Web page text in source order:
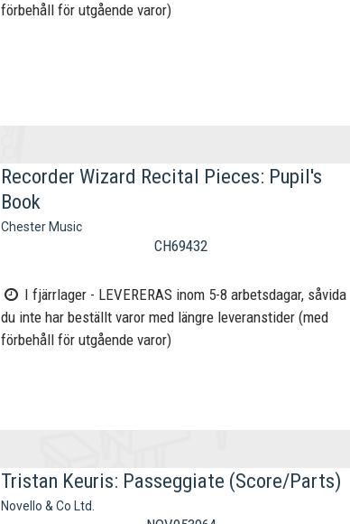
förbehåll för utgående varor)
Recorder Wizard Recital Pieces: Pupil's
Book
Chester Music
CH69432
I fjärrlager - LEVERERAS inom 5-8 arbetsdagar, såvida
du inte har beställt varor med längre leveranstider (med
förbehåll för utgående varor)
Tristan Keuris: Passeggiate (Score/Parts)
Novello & Co Ltd.